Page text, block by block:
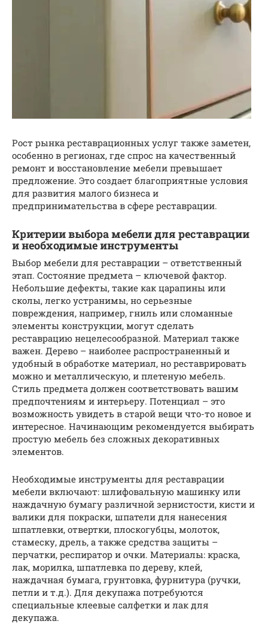
Рост рынка реставрационных услуг также заметен,
особенно в регионах, где спрос на качественный
ремонт и восстановление мебели превышает
предложение. Это создает благоприятные условия
для развития малого бизнеса и
предпринимательства в сфере реставрации.
Критерии выбора мебели для реставрации
и необходимые инструменты
Выбор мебели для реставрации – ответственный
этап. Состояние предмета – ключевой фактор.
Небольшие дефекты, такие как царапины или
сколы, легко устранимы, но серьезные
повреждения, например, гниль или сломанные
элементы конструкции, могут сделать
реставрацию нецелесообразной. Материал также
важен. Дерево – наиболее распространенный и
удобный в обработке материал, но реставрировать
можно и металлическую, и плетеную мебель.
Стиль предмета должен соответствовать вашим
предпочтениям и интерьеру. Потенциал – это
возможность увидеть в старой вещи что-то новое и
интересное. Начинающим рекомендуется выбирать
простую мебель без сложных декоративных
элементов.
Необходимые инструменты для реставрации
мебели включают: шлифовальную машинку или
наждачную бумагу различной зернистости, кисти и
валики для покраски, шпатели для нанесения
шпатлевки, отвертки, плоскогубцы, молоток,
стамеску, дрель, а также средства защиты –
перчатки, респиратор и очки. Материалы: краска,
лак, морилка, шпатлевка по дереву, клей,
наждачная бумага, грунтовка, фурнитура (ручки,
петли и т.д.). Для декупажа потребуются
специальные клеевые салфетки и лак для
декупажа.